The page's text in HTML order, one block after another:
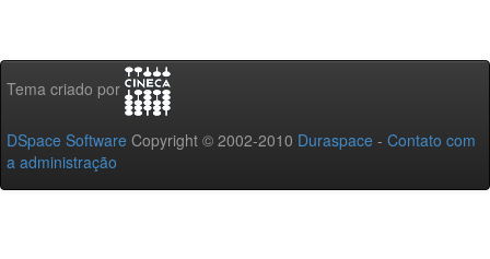
Tema criado por
DSpace Software Copyright © 2002-2010 Duraspace - Contato com
a administração